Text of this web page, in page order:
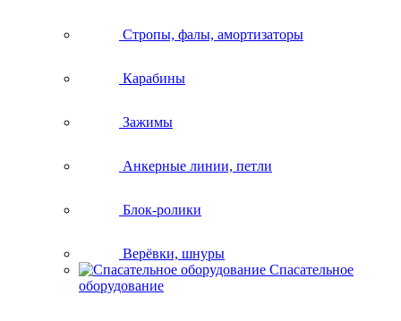
Стропы, фалы, амортизаторы
Карабины
Зажимы
Анкерные линии, петли
Блок-ролики
Верёвки, шнуры
Спасательное
оборудование